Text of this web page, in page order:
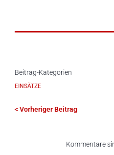
Beitrag-Kategorien
EINSÄTZE
< Vorheriger Beitrag
Kommentare